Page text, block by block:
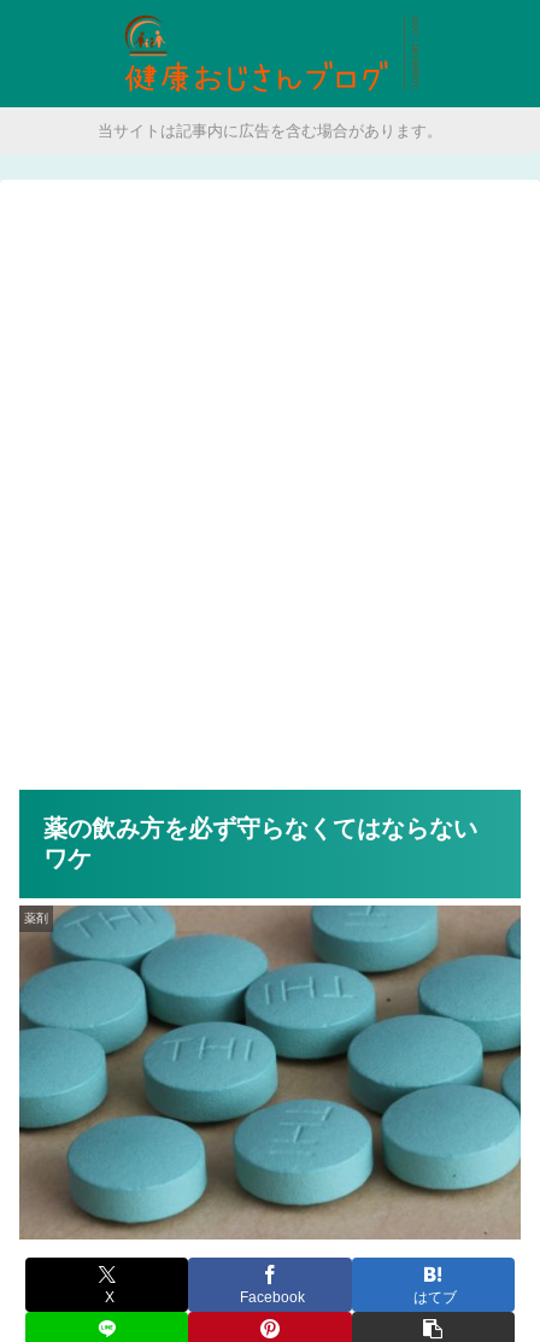
当サイトは記事内に広告を含む場合があります。
薬の飲み方を必ず守らなくてはならない
ワケ
薬剤
X Facebook はてブ